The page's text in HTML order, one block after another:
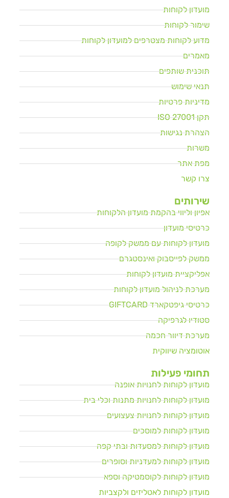
מועדון לקוחות
שימור לקוחות
מדוע לקוחות מצטרפים למועדון לקוחות
מאמרים
תוכנית שותפים
תנאי שימוש
מדיניות פרטיות
תקן ISO 27001
הצהרת נגישות
משרות
מפת אתר
צרו קשר
שירותים
אפיון וליווי בהקמת מועדון הלקוחות
כרטיסי מועדון
מועדון לקוחות עם ממשק לקופה
ממשק לפייסבוק ואינסטגרם
אפליקציית מועדון לקוחות
מערכת לניהול מועדון לקוחות
כרטיסי גיפטקארד GIFTCARD
סטודיו לגרפיקה
מערכת דיוור חכמה
אוטומציה שיווקית
תחומי פעילות
מועדון לקוחות לחנויות אופנה
מועדון לקוחות לחנויות מתנות וכלי בית
מועדון לקוחות לחנויות צעצועים
מועדון לקוחות למוסכים
מועדון לקוחות למסעדות ובתי קפה
מועדון לקוחות למעדניות וסופרים
מועדון לקוחות לקוסמטיקה וספא
מועדון לקוחות לאטליזים ולקצביות